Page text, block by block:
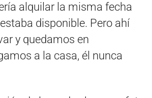
alquilar la misma fecha
disponible. Pero ahí
y quedamos en
a la casa, él nunca